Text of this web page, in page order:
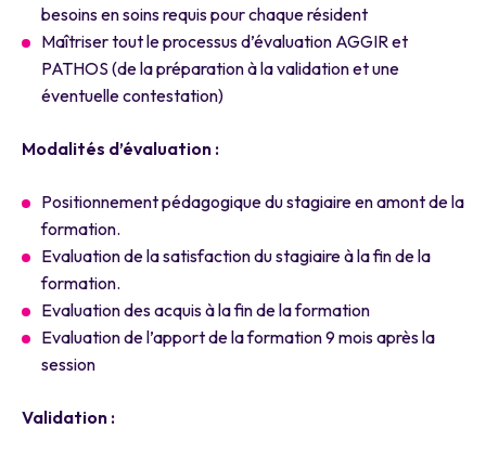
besoins en soins requis pour chaque résident
Maîtriser tout le processus d’évaluation AGGIR et
PATHOS (de la préparation à la validation et une
éventuelle contestation)
Modalités d’évaluation :
Positionnement pédagogique du stagiaire en amont de la
formation.
Evaluation de la satisfaction du stagiaire à la fin de la
formation.
Evaluation des acquis à la fin de la formation
Evaluation de l’apport de la formation 9 mois après la
session
Validation :